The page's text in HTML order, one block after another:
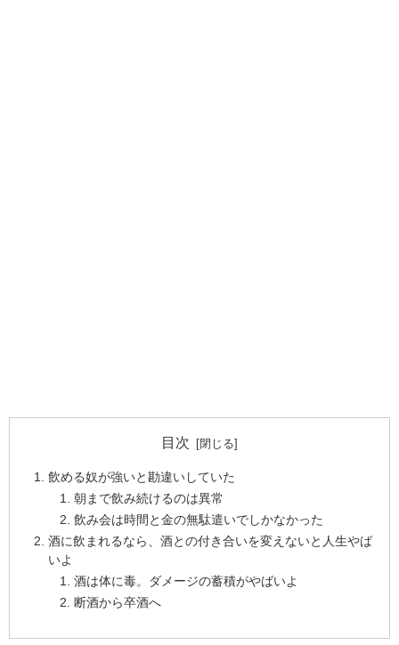
目次
飲める奴が強いと勘違いしていた
朝まで飲み続けるのは異常
飲み会は時間と金の無駄遣いでしかなかった
酒に飲まれるなら、酒との付き合いを変えないと人生やば
いよ
酒は体に毒。ダメージの蓄積がやばいよ
断酒から卒酒へ